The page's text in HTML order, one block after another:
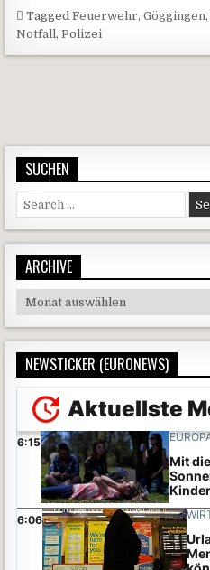
Tagged Feuerwehr, Göggingen,
Notfall, Polizei
SUCHEN
Search for:
ARCHIVE
Archive
NEWSTICKER (EURONEWS)